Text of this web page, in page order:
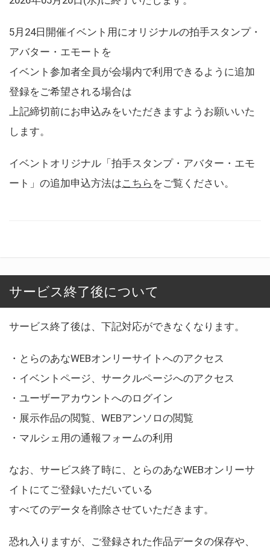
5月24日開催イベント用にオリジナルの拍手スタンプ・
アバター・エモートを
イベント参加者全員が会場内で利用できるように追加
登録をご希望される場合は
上記締切前にお申込みをいただきますようお願いいた
します。
イベントオリジナル「拍手スタンプ・アバター・エモ
ート」の追加申込方法はこちら をご覧ください。
サービス終了後について
サービス終了後は、下記対応ができなくなります。
・とらのあなWEBオンリーサイトへのアクセス
・イベントページ、サークルページへのアクセス
・ユーザーアカウントへのログイン
・展示作品の閲覧、WEBアンソロの閲覧
・マルシェ用の通報フォームの利用
なお、サービス終了時に、とらのあなWEBオンリーサ
イトにてご登録いただいている
すべてのデータを削除させていただきます。
恐れ入りますが、ご登録された作品データの保存や、